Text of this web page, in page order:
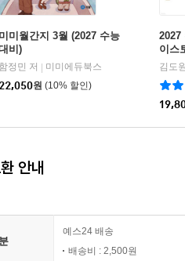
미미월간지 3월 (2027 수능
비)
함정민 저
미미에듀북스
22,050원 (10% 할인)
2027
이스
026
김도
안내
예스24 배송
배송비 : 2,500원